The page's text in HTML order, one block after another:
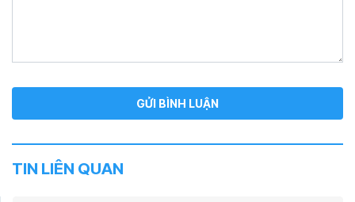
TIN LIÊN QUAN